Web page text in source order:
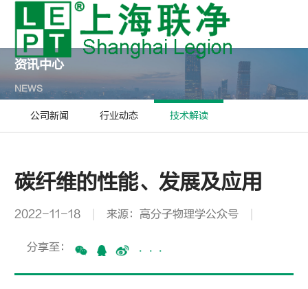
资讯中心
NEWS
公司新闻 行业动态 技术解读
碳纤维的性能、发展及应用
2022-11-18 来源：高分子物理学公众号
分享至： ···